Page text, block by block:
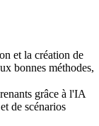
et la création de
bonnes méthodes,
grâce à l'IA
de scénarios